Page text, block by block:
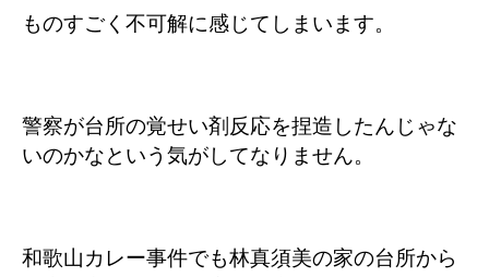
ものすごく不可解に感じてしまいます。
警察が台所の覚せい剤反応を捏造したんじゃな
いのかなという気がしてなりません。
和歌山カレー事件でも林真須美の家の台所から